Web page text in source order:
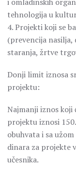
tehnologija u
4. Projekti koji se
(prevencija nasilja,
staranja, žrtve
Donji limit iznosa
projektu:
Najmanji iznos
projektu iznosi
obuhvata i sa
dinara za projekte
učesnika.